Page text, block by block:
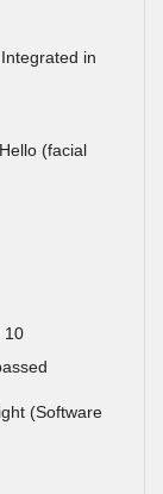
in
(facial
10
(Software